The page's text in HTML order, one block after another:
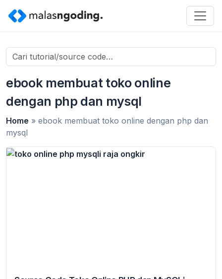
Search
for:
ebook membuat toko online
dengan php dan mysql
Home » ebook membuat toko online dengan php dan
mysql